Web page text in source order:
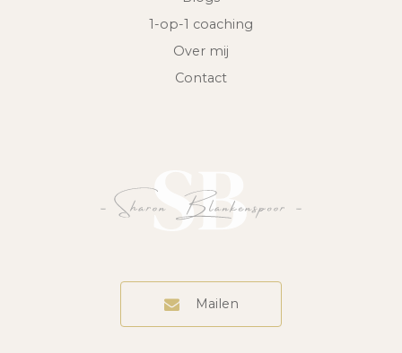
1-op-1 coaching
Over mij
Contact
Mailen